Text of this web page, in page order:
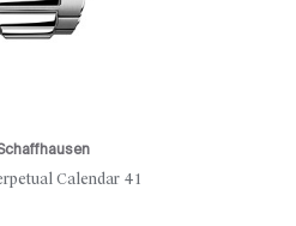
Calendar 41